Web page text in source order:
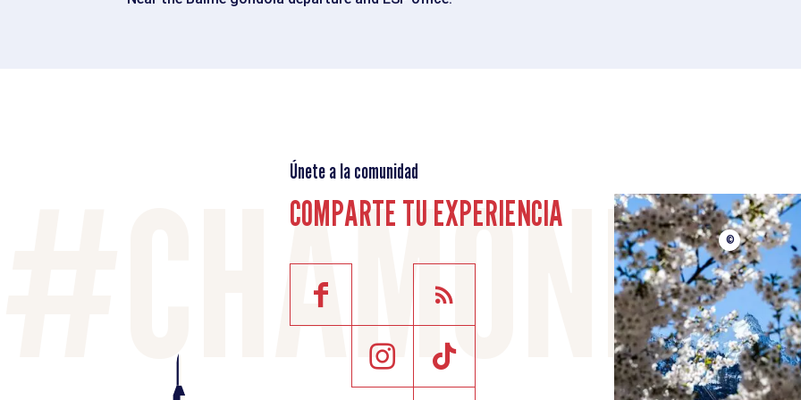
Únete a la comunidad
COMPARTE TU EXPERIENCIA
©